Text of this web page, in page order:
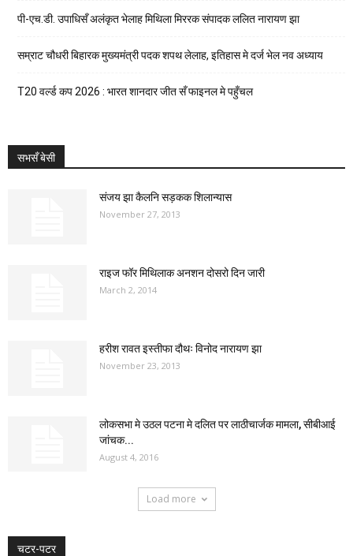
पी-एच.डी. उपाधिसँ अलंकृत भेलाह मिथिला मिररक संपादक ललित नारायण झा
सम्राट चौधरी बिहारक मुख्यमंत्री पदक शपथ लेलाह, इतिहास मे दर्ज भेल नव अध्याय
T20 वर्ल्ड कप 2026 : भारत शानदार जीत सँ फाइनल मे पहुँचल
सभसँ बेसी
संजय झा कैलनि सड़कक शिलान्यास
November 27, 2013
राइज फॉर मिथिलाक अनशन दोसरो दिन जारी
March 2, 2014
हरीश रावत इस्तीफा दौथः विनोद नारायण झा
November 23, 2013
लोकसभा मे उठल पटना मे दलित पर लाठीचार्जक मामला, सीबीआई
जांचक...
August 4, 2016
Load more
चटर-पटर